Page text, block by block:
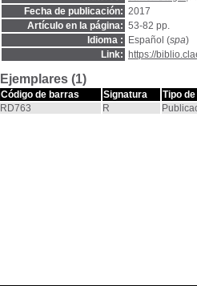
Fecha de publicación: 2017
Artículo en la página: 53-82 pp.
Idioma :
Español (spa)
Link:
https://
Ejemplares (1)
Código de barras Signatura
Tipo
RD763
R